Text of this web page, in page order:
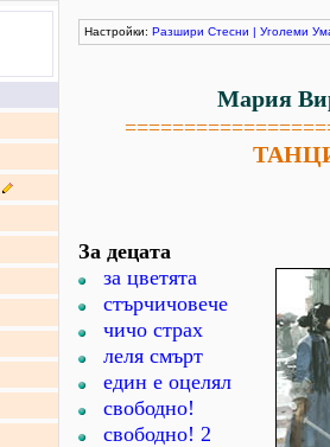
Настройки: Разшири Стесни | Уголеми
Мария
За децата
за цветята
стърчичовече
чичо страх
леля смърт
един е оцелял
свободно!
свободно! 2